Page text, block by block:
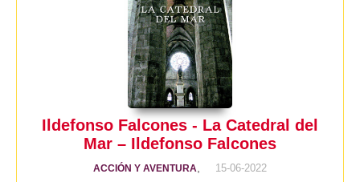
Ildefonso Falcones - La Catedral del
Mar – Ildefonso Falcones
ACCIÓN Y AVENTURA 15-06-2022